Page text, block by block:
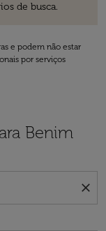
de busca.
e podem não estar
por serviços
Benim
close